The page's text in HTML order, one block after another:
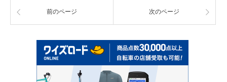
前のページ 次のページ